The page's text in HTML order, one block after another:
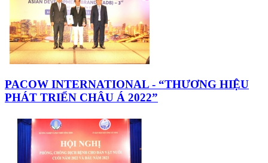
PACOW INTERNATIONAL - “THƯƠNG HIỆU
PHÁT TRIỂN CHÂU Á 2022”